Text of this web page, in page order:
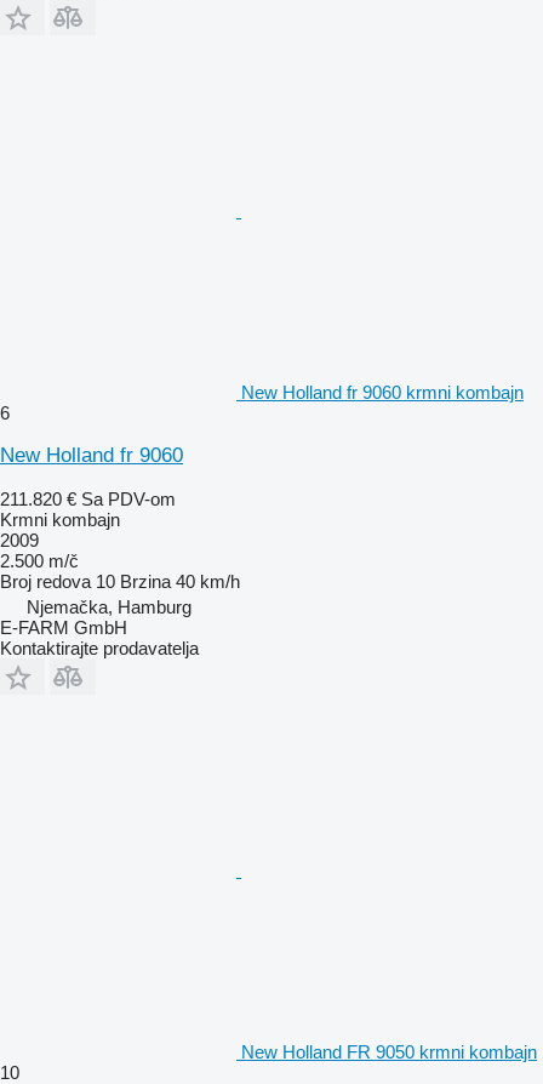
New Holland fr 9060 krmni kombajn
6
New Holland fr 9060
211.820 € Sa PDV-om
Krmni kombajn
2009
2.500 m/č
Broj redova 10 Brzina 40 km/h
Njemačka, Hamburg
E-FARM GmbH
Kontaktirajte prodavatelja
New Holland FR 9050 krmni kombajn
10